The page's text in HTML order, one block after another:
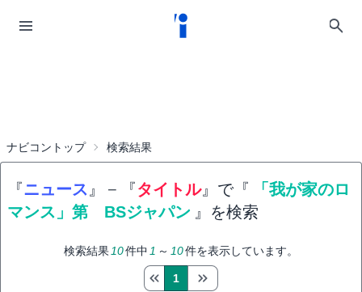
ナビコントップ 検索結果
『ニュース 』 − 『タイトル』で『
「我が家のロ
マンス」第 BSジャパン 』を検索
検索結果 10件中 1 ～ 10件を表示しています。
1